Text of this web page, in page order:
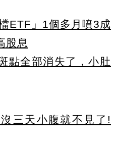
ETF」1個多月噴3成
股息
點全部消失了，小肚
三天小腹就不見了!